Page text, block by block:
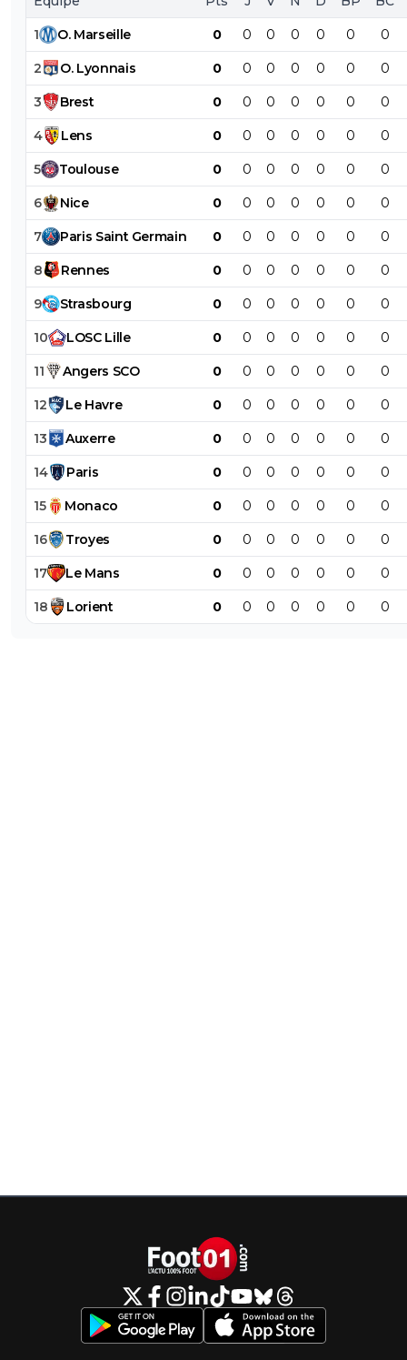
1 O. Marseille 0 0 0 0 0 0 0
2 O. Lyonnais 0 0 0 0 0 0 0
3 Brest 0 0 0 0 0 0 0
4 Lens 0 0 0 0 0 0 0
5 Toulouse 0 0 0 0 0 0 0
6 Nice 0 0 0 0 0 0 0
7 Paris Saint Germain 0 0 0 0 0 0 0
8 Rennes 0 0 0 0 0 0 0
9 Strasbourg 0 0 0 0 0 0 0
10 LOSC Lille 0 0 0 0 0 0 0
11 Angers SCO 0 0 0 0 0 0 0
12 Le Havre 0 0 0 0 0 0 0
13 Auxerre 0 0 0 0 0 0 0
14 Paris 0 0 0 0 0 0 0
15 Monaco 0 0 0 0 0 0 0
16 Troyes 0 0 0 0 0 0 0
17 Le Mans 0 0 0 0 0 0 0
18 Lorient 0 0 0 0 0 0 0